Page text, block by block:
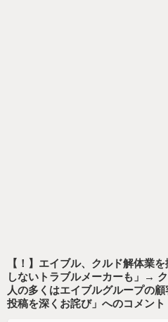
【！】エイブル、クルド解体業
しないトラブルメーカーも」→
人の多くはエイブルグループの
投稿を深くお詫び」 へのコメント